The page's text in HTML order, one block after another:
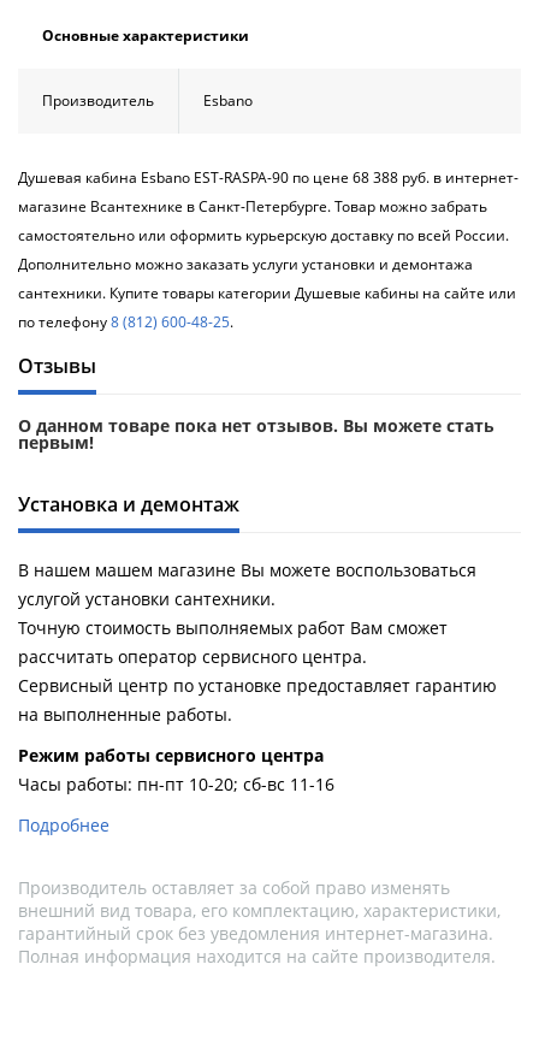
Основные характеристики
Производитель Esbano
Душевая кабина Esbano EST-RASPA-90 по цене 68 388 руб. в интернет-
магазине Всантехнике в Санкт-Петербурге. Товар можно забрать
самостоятельно или оформить курьерскую доставку по всей России.
Дополнительно можно заказать услуги установки и демонтажа
сантехники. Купите товары категории Душевые кабины на сайте или
по телефону8 (812) 600-48-25.
Отзывы
О данном товаре пока нет отзывов. Вы можете стать
первым!
Установка и демонтаж
В нашем машем магазине Вы можете воспользоваться
услугой установки сантехники.
Точную стоимость выполняемых работ Вам сможет
рассчитать оператор сервисного центра.
Сервисный центр по установке предоставляет гарантию
на выполненные работы.
Pежим работы сервисного центра
Часы работы: пн-пт 10-20; сб-вс 11-16
Подробнее
Производитель оставляет за собой право изменять
внешний вид товара, его комплектацию, характеристики,
гарантийный срок без уведомления интернет-магазина.
Полная информация находится на сайте производителя.